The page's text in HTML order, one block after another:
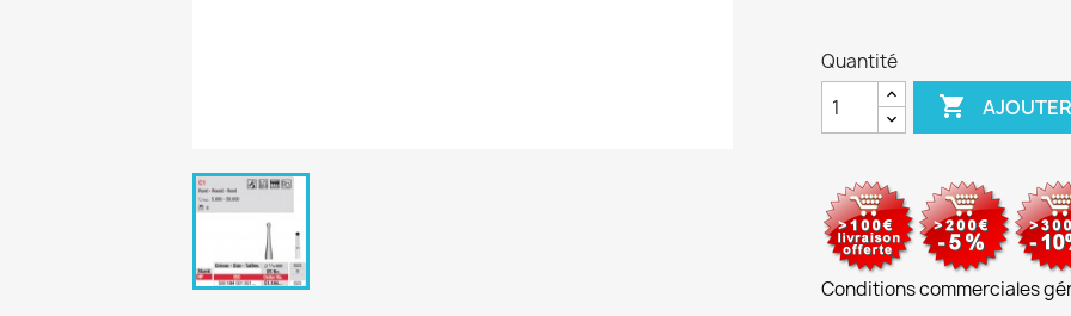
Quantité

Conditions commerciales